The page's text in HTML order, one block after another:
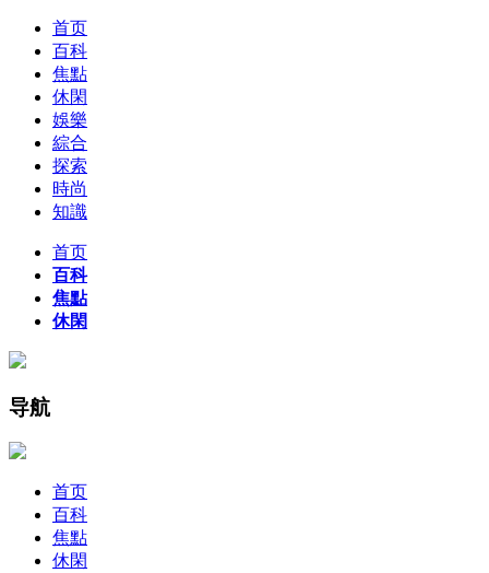
首页
百科
焦點
休閑
娛樂
綜合
探索
時尚
知識
首页
百科
焦點
休閑
导航
首页
百科
焦點
休閑